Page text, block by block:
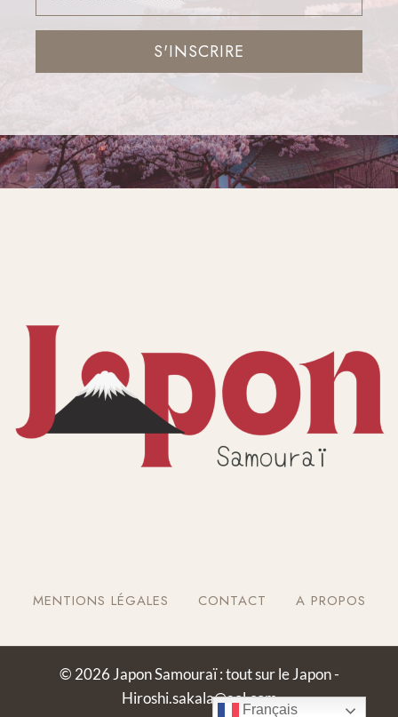
S'INSCRIRE
MENTIONS LÉGALES CONTACT A PROPOS
© 2026 Japon Samouraï : tout sur le Japon -
Hiroshi.sakala@aol.com
Français